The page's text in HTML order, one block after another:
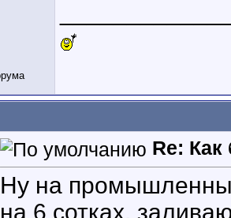
Re: Как
Ну на
на 6 сотках,